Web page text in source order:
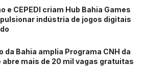
entenderam que, sozinhas, não
o tamanho do problema. Então,
suas cadeias de valor, com
O co-investimento pode se dar
concluiu.
e CEPEDI criam Hub Bahia Games
indústria de jogos digitais
da Bahia amplia Programa CNH da
abre mais de 20 mil vagas gratuitas